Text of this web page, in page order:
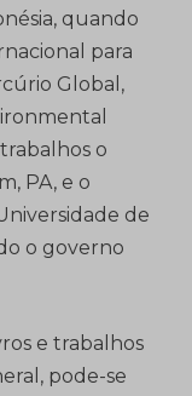
quando
para
Global,
o
PA, e o
de
o governo
e trabalhos
pode-se